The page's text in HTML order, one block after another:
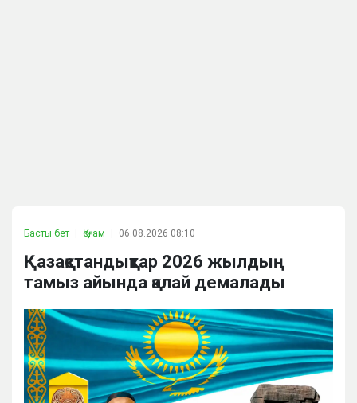
Басты бет Қоғам 06.08.2026 08:10
Қазақстандықтар 2026 жылдың
тамыз айында қалай демалады